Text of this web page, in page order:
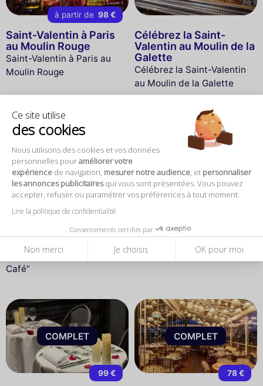
Ce site utilise
des cookies
Nous utilisons des cookies et vos données
personnelles pouraméliorer votre
expérience de navigation, mesurer notre audience , et personnaliser
les annonces publicitairesqui vous sont présentées. Vous pouvez
accepter, refuser ou paramétrer vos préférences à tout moment.
Lire la politique de confidentialité
Consentements certifiés par
Non merci Je choisis OK pour moi
à partir de 98 €
Saint-Valentin à Paris
au Moulin Rouge
Saint-Valentin à Paris au
Moulin Rouge
Célébrez la Saint-
Valentin au Moulin de la
Galette
Célébrez la Saint-Valentin
au Moulin de la Galette
COMPLET
Saint-Valentin au
Restaurant “Les
Parisiennes Café“
Restaurant “Les Parisiennes
Café“
COMPLET
Saint Valentin à Paris au
restaurant Le Soleil d'Or
COMPLET
99 €
COMPLET
78 €